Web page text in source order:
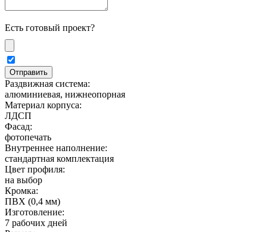
Есть готовый проект?
Раздвижная система:
алюминиевая, нижнеопорная
Материал корпуса:
ЛДСП
Фасад:
фотопечать
Внутреннее наполнение:
стандартная комплектация
Цвет профиля:
на выбор
Кромка:
ПВХ (0,4 мм)
Изготовление:
7 рабочих дней